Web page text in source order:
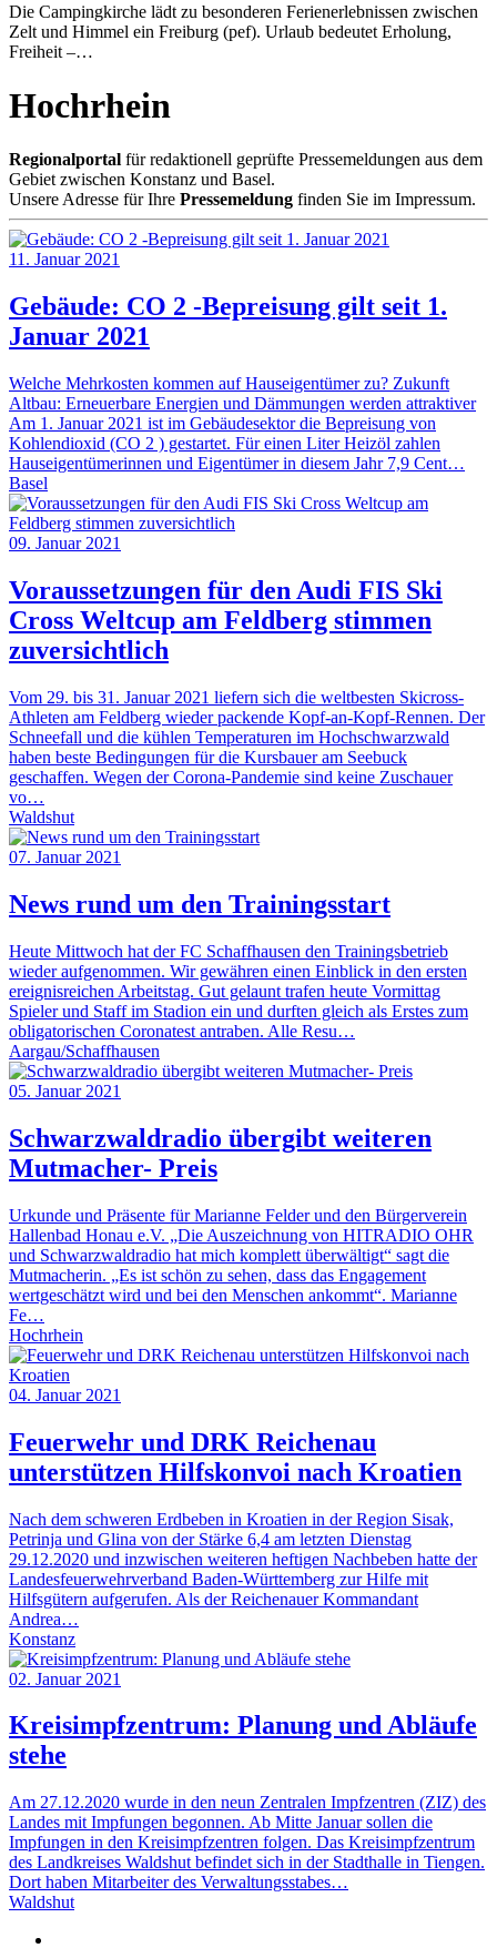
Die Campingkirche lädt zu besonderen Ferienerlebnissen zwischen
Zelt und Himmel ein Freiburg (pef). Urlaub bedeutet Erholung,
Freiheit –…
Hochrhein
Regionalportal für redaktionell geprüfte Pressemeldungen aus dem
Gebiet zwischen Konstanz und Basel.
Unsere Adresse für Ihre Pressemeldung finden Sie im Impressum.
11. Januar 2021
Gebäude: CO 2 -Bepreisung gilt seit 1.
Januar 2021
Welche Mehrkosten kommen auf Hauseigentümer zu? Zukunft
Altbau: Erneuerbare Energien und Dämmungen werden attraktiver
Am 1. Januar 2021 ist im Gebäudesektor die Bepreisung von
Kohlendioxid (CO 2 ) gestartet. Für einen Liter Heizöl zahlen
Hauseigentümerinnen und Eigentümer in diesem Jahr 7,9 Cent…
Basel
09. Januar 2021
Voraussetzungen für den Audi FIS Ski
Cross Weltcup am Feldberg stimmen
zuversichtlich
Vom 29. bis 31. Januar 2021 liefern sich die weltbesten Skicross-
Athleten am Feldberg wieder packende Kopf-an-Kopf-Rennen. Der
Schneefall und die kühlen Temperaturen im Hochschwarzwald
haben beste Bedingungen für die Kursbauer am Seebuck
geschaffen. Wegen der Corona-Pandemie sind keine Zuschauer
vo…
Waldshut
07. Januar 2021
News rund um den Trainingsstart
Heute Mittwoch hat der FC Schaffhausen den Trainingsbetrieb
wieder aufgenommen. Wir gewähren einen Einblick in den ersten
ereignisreichen Arbeitstag. Gut gelaunt trafen heute Vormittag
Spieler und Staff im Stadion ein und durften gleich als Erstes zum
obligatorischen Coronatest antraben. Alle Resu…
Aargau/Schaffhausen
05. Januar 2021
Schwarzwaldradio übergibt weiteren
Mutmacher- Preis
Urkunde und Präsente für Marianne Felder und den Bürgerverein
Hallenbad Honau e.V. „Die Auszeichnung von HITRADIO OHR
und Schwarzwaldradio hat mich komplett überwältigt“ sagt die
Mutmacherin. „Es ist schön zu sehen, dass das Engagement
wertgeschätzt wird und bei den Menschen ankommt“. Marianne
Fe…
Hochrhein
04. Januar 2021
Feuerwehr und DRK Reichenau
unterstützen Hilfskonvoi nach Kroatien
Nach dem schweren Erdbeben in Kroatien in der Region Sisak,
Petrinja und Glina von der Stärke 6,4 am letzten Dienstag
29.12.2020 und inzwischen weiteren heftigen Nachbeben hatte der
Landesfeuerwehrverband Baden-Württemberg zur Hilfe mit
Hilfsgütern aufgerufen. Als der Reichenauer Kommandant
Andrea…
Konstanz
02. Januar 2021
Kreisimpfzentrum: Planung und Abläufe
stehe
Am 27.12.2020 wurde in den neun Zentralen Impfzentren (ZIZ) des
Landes mit Impfungen begonnen. Ab Mitte Januar sollen die
Impfungen in den Kreisimpfzentren folgen. Das Kreisimpfzentrum
des Landkreises Waldshut befindet sich in der Stadthalle in Tiengen.
Dort haben Mitarbeiter des Verwaltungsstabes…
Waldshut